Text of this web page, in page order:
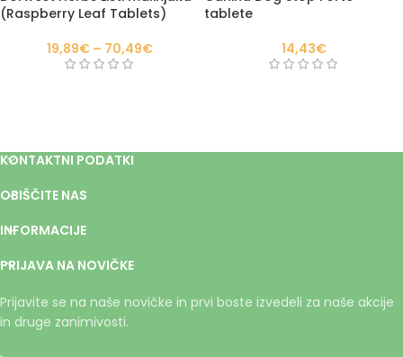
(Raspberry Leaf Tablets)
19,89€ – 70,49€
tablete
14,43€
KONTAKTNI PODATKI
OBIŠČITE NAS
INFORMACIJE
PRIJAVA NA NOVIČKE
Prijavite se na naše novičke in prvi boste izvedeli za naše akcije
in druge zanimivosti.